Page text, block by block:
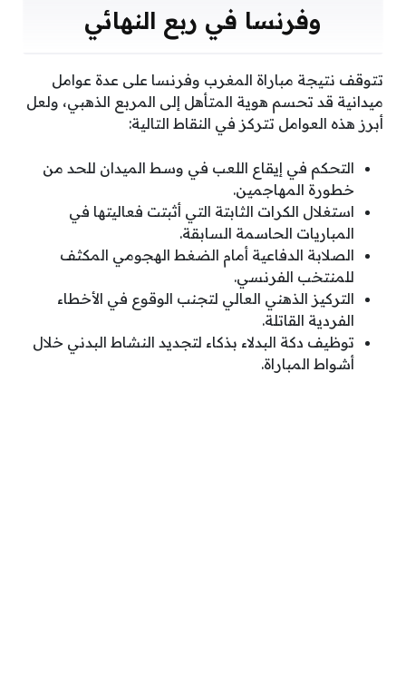
وفرنسا في ربع النهائي
تتوقف نتيجة مباراة المغرب وفرنسا على عدة عوامل
ميدانية قد تحسم هوية المتأهل إلى المربع الذهبي، ولعل
أبرز هذه العوامل تتركز في النقاط التالية:
التحكم في إيقاع اللعب في وسط الميدان للحد من
خطورة المهاجمين.
استغلال الكرات الثابتة التي أثبتت فعاليتها في
المباريات الحاسمة السابقة.
الصلابة الدفاعية أمام الضغط الهجومي المكثف
للمنتخب الفرنسي.
التركيز الذهني العالي لتجنب الوقوع في الأخطاء
الفردية القاتلة.
توظيف دكة البدلاء بذكاء لتجديد النشاط البدني خلال
أشواط المباراة.